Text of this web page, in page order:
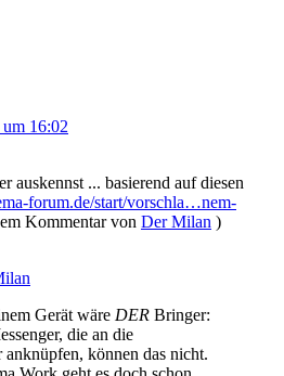
16:02
auskennst ... basierend auf diesen
forum.de/start/vorschla…nem-
Kommentar von Der Milan )
Gerät wäre DER Bringer:
die an die
anknüpfen, können das nicht.